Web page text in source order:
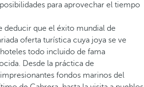
para aprovechar el tiempo
deducir que el éxito mundial de
oferta turística cuya joya se ve
todo incluido de fama
Desde la práctica de
fondos marinos del